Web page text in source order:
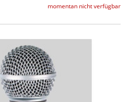
momentan nicht verfügbar